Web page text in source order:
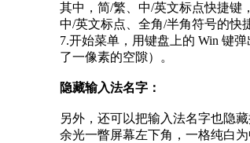
其中，简/繁、中/英文标点快捷键
中/英文标点、全角/半角符号的快
7.开始菜单，用键盘上的 Win 键
了一像素的空隙）。
隐藏输入法名字：
另外，还可以把输入法名字也隐
余光一瞥屏幕左下角，一格纯白